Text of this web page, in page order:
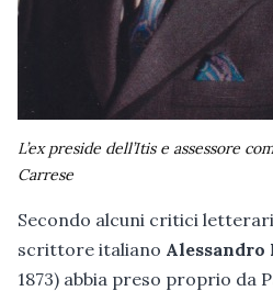
L’ex preside dell’Itis e assessore
Carrese
Secondo alcuni critici
scrittore italiano Alessandro
1873) abbia preso proprio da